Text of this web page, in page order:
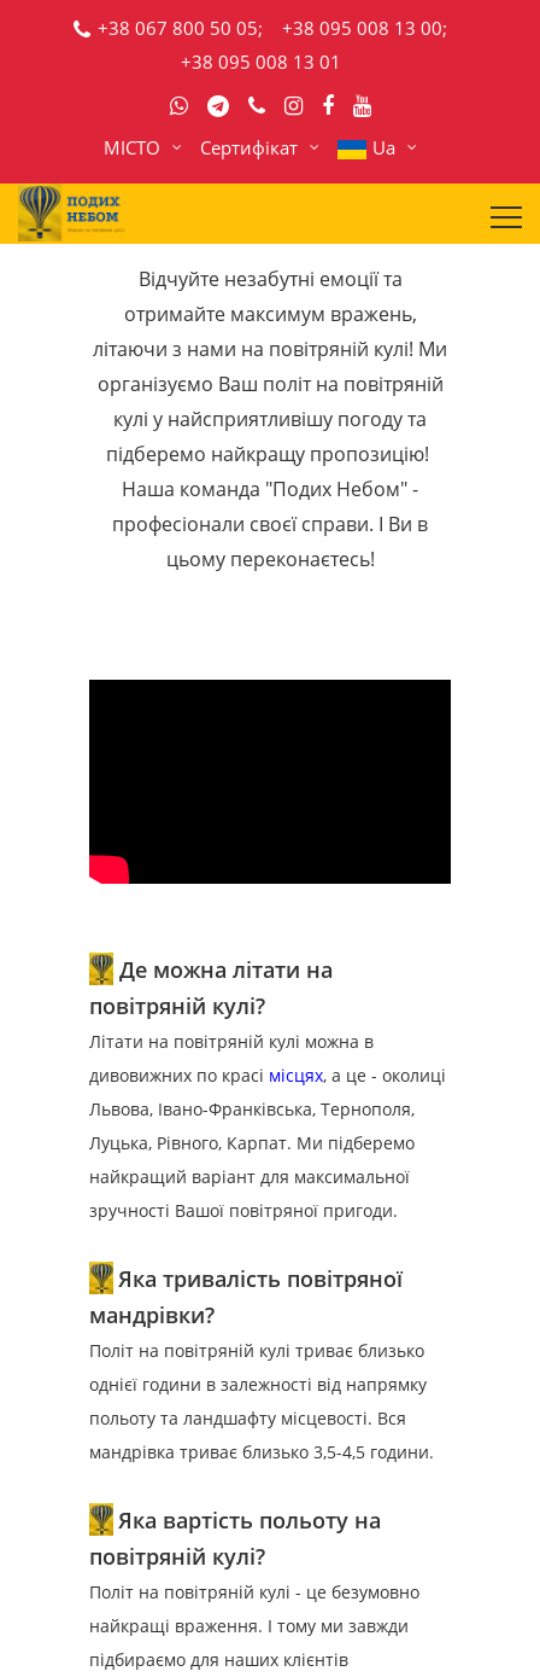
+38 067 800 50 05;
+38 095 008 13 00;
+38 095 008 13 01
МІСТО Сертифікат Ua
Відчуйте незабутні емоції та
отримайте максимум вражень,
літаючи з нами на повітряній кулі! Ми
організуємо Ваш політ на повітряній
кулі у найсприятливішу погоду та
підберемо найкращу пропозицію!
Наша команда "Подих Небом" -
професіонали своєї справи. І Ви в
цьому переконаєтесь!
Де можна літати на
повітряній кулі?
Літати на повітряній кулі можна в
дивовижних по красі місцях, а це - околиці
Львова, Івано-Франківська, Тернополя,
Луцька, Рівного, Карпат. Ми підберемо
найкращий варіант для максимальної
зручності Вашої повітряної пригоди.
Яка тривалість повітряної
мандрівки?
Політ на повітряній кулі триває близько
однієї години в залежності від напрямку
польоту та ландшафту місцевості. Вся
мандрівка триває близько 3,5-4,5 години.
Яка вартість польоту на
повітряній кулі?
Політ на повітряній кулі - це безумовно
найкращі враження. І тому ми завжди
підбираємо для наших клієнтів